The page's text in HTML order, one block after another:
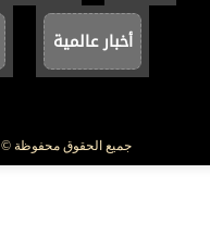
أخبار عالمية
جميع الحقوق محفوظة ©